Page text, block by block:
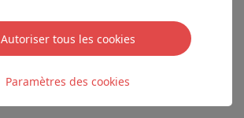
Autoriser tous les cookies
Paramètres des cookies